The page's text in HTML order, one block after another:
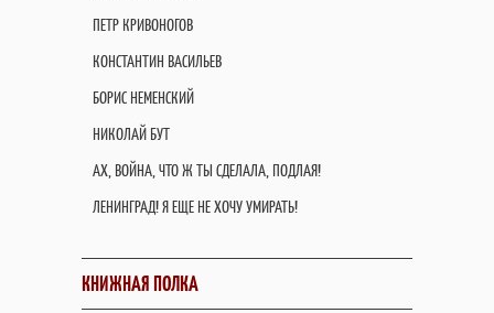
ПЕТР КРИВОНОГОВ
КОНСТАНТИН ВАСИЛЬЕВ
БОРИС НЕМЕНСКИЙ
НИКОЛАЙ БУТ
АХ, ВОЙНА, ЧТО Ж ТЫ СДЕЛАЛА, ПОДЛАЯ!
ЛЕНИНГРАД! Я ЕЩЕ НЕ ХОЧУ УМИРАТЬ!
КНИЖНАЯ ПОЛКА